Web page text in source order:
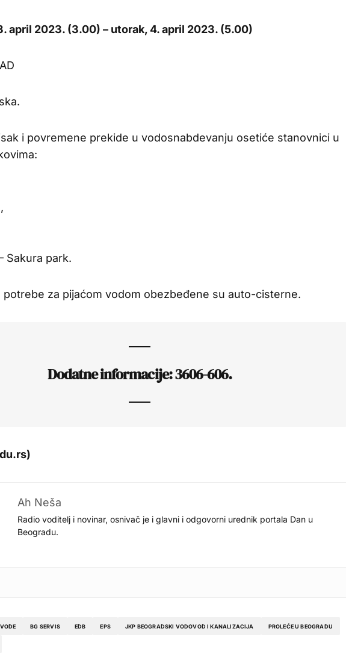
april 2023. (3.00) – utorak, 4. april 2023. (5.00)
i povremene prekide u vodosnabdevanju osetiće stanovnici u
Sakura park.
potrebe za pijaćom vodom obezbeđene su auto-cisterne.
Dodatne informacije: 3606-606.
Ah Neša
Radio voditelj i novinar, osnivač je i glavni i odgovorni urednik portala Dan u
Beogradu.
BG SERVIS EDB EPS JKP BEOGRADSKI VODOVOD I KANALIZACIJA PROLEĆE U BEOGRADU